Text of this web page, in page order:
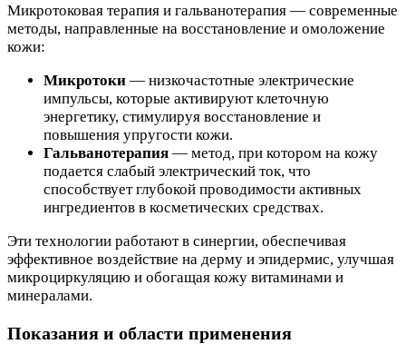
Микротоковая терапия и гальванотерапия — современные
методы, направленные на восстановление и омоложение
кожи:
Микротоки — низкочастотные электрические
импульсы, которые активируют клеточную
энергетику, стимулируя восстановление и
повышения упругости кожи.
Гальванотерапия — метод, при котором на кожу
подается слабый электрический ток, что
способствует глубокой проводимости активных
ингредиентов в косметических средствах.
Эти технологии работают в синергии, обеспечивая
эффективное воздействие на дерму и эпидермис, улучшая
микроциркуляцию и обогащая кожу витаминами и
минералами.
Показания и области применения